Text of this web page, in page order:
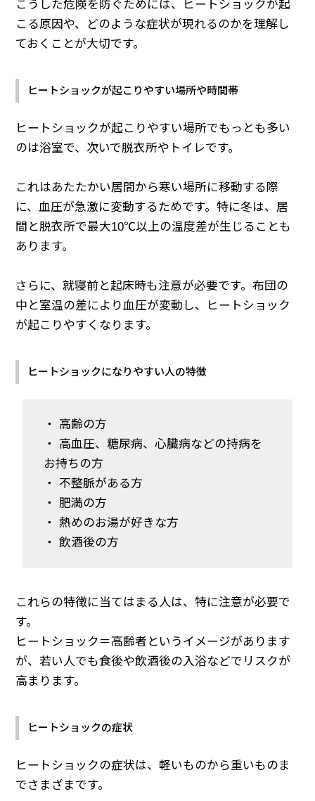
こうした危険を防ぐためには、ヒートショックが起
こる原因や、どのような症状が現れるのかを理解し
ておくことが大切です。
ヒートショックが起こりやすい場所や時間帯
ヒートショックが起こりやすい場所でもっとも多い
のは浴室で、次いで脱衣所やトイレです。
これはあたたかい居間から寒い場所に移動する際
に、血圧が急激に変動するためです。特に冬は、居
間と脱衣所で最大10℃以上の温度差が生じることも
あります。
さらに、就寝前と起床時も注意が必要です。布団の
中と室温の差により血圧が変動し、ヒートショック
が起こりやすくなります。
ヒートショックになりやすい人の特徴
・ 高齢の方
・ 高血圧、糖尿病、心臓病などの持病を
お持ちの方
・ 不整脈がある方
・ 肥満の方
・ 熱めのお湯が好きな方
・ 飲酒後の方
これらの特徴に当てはまる人は、特に注意が必要で
す。
ヒートショック＝高齢者というイメージがあります
が、若い人でも食後や飲酒後の入浴などでリスクが
高まります。
ヒートショックの症状
ヒートショックの症状は、軽いものから重いものま
でさまざまです。